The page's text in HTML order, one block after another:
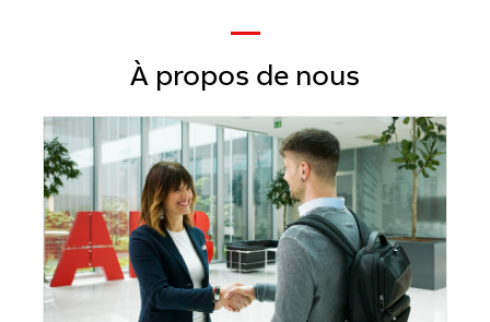
—
À propos de nous